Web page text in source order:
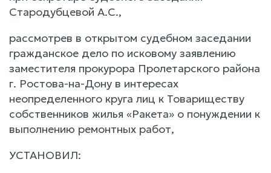
Стародубцевой А.С.,
рассмотрев в открытом судебном заседании
гражданское дело по исковому заявлению
заместителя прокурора Пролетарского района
г. Ростова-на-Дону в интересах
неопределенного круга лиц к Товариществу
собственников жилья «Ракета» о понуждении к
выполнению ремонтных работ,
УСТАНОВИЛ: